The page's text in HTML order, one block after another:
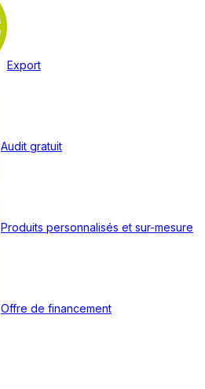
Export
Audit gratuit
Produits personnalisés et sur-mesure
Offre de financement